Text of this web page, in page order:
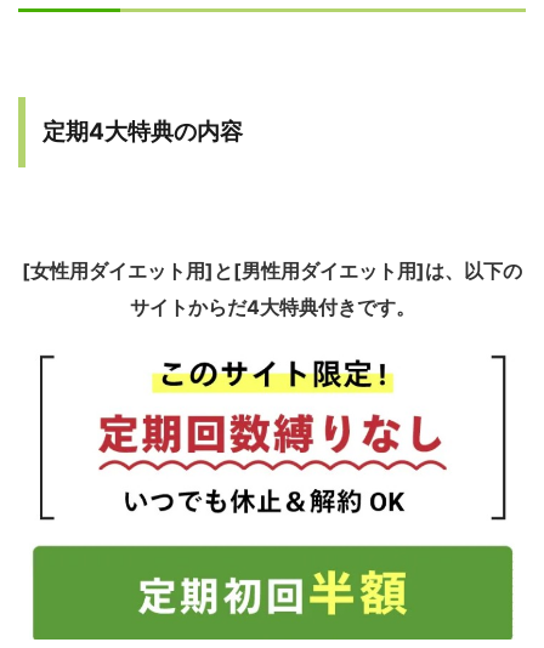
定期4大特典の内容
[女性用ダイエット用]と[男性用ダイエット用]は、以下の
サイトからだ4大特典付きです。